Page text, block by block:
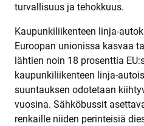
turvallisuus ja tehokkuus.
Kaupunkiliikenteen linja-
Euroopan unionissa kasvaa
lähtien noin 18 prosenttia
kaupunkiliikenteen linja-
suuntauksen odotetaan
vuosina. Sähköbussit
renkaille niiden perinteisiä